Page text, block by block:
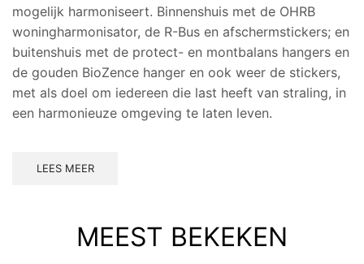
mogelijk harmoniseert. Binnenshuis met de OHRB
woningharmonisator, de R-Bus en afschermstickers; en
buitenshuis met de protect- en montbalans hangers en
de gouden BioZence hanger en ook weer de stickers,
met als doel om iedereen die last heeft van straling, in
een harmonieuze omgeving te laten leven.
LEES MEER
MEEST BEKEKEN